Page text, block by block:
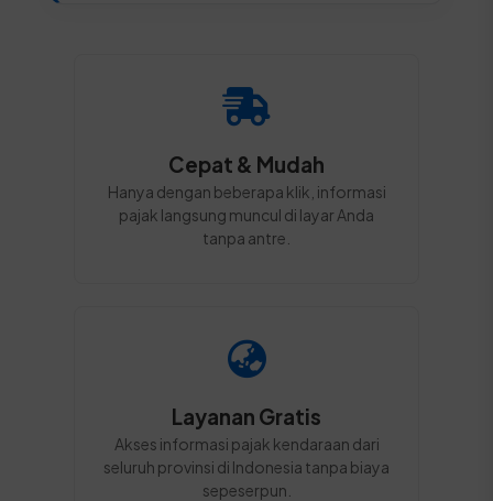
Cepat & Mudah
Hanya dengan beberapa klik, informasi
pajak langsung muncul di layar Anda
tanpa antre.
Layanan Gratis
Akses informasi pajak kendaraan dari
seluruh provinsi di Indonesia tanpa biaya
sepeserpun.